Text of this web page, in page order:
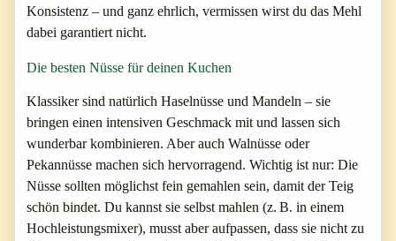
Konsistenz – und ganz ehrlich, vermissen wirst du das Mehl
dabei garantiert nicht.
Die besten Nüsse für deinen Kuchen
Klassiker sind natürlich Haselnüsse und Mandeln – sie
bringen einen intensiven Geschmack mit und lassen sich
wunderbar kombinieren. Aber auch Walnüsse oder
Pekannüsse machen sich hervorragend. Wichtig ist nur: Die
Nüsse sollten möglichst fein gemahlen sein, damit der Teig
schön bindet. Du kannst sie selbst mahlen (z. B. in einem
Hochleistungsmixer), musst aber aufpassen, dass sie nicht zu